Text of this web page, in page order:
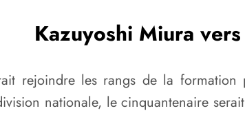
Kazuyoshi Miura
rejoindre les rangs de la formation
nationale, le cinquantenaire